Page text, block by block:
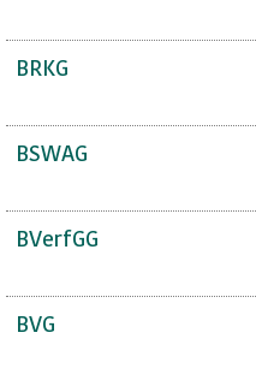
BRKG
BSWAG
BVerfGG
BVG